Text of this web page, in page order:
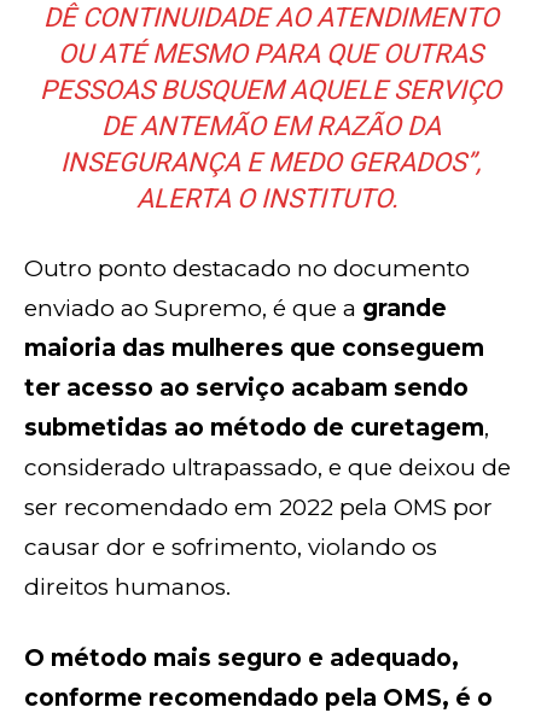
DÊ CONTINUIDADE AO ATENDIMENTO
OU ATÉ MESMO PARA QUE OUTRAS
PESSOAS BUSQUEM AQUELE SERVIÇO
DE ANTEMÃO EM RAZÃO DA
INSEGURANÇA E MEDO GERADOS”,
ALERTA O INSTITUTO.
Outro ponto destacado no documento
enviado ao Supremo, é que a grande
maioria das mulheres que conseguem
ter acesso ao serviço acabam sendo
submetidas ao método de curetagem,
considerado ultrapassado, e que deixou de
ser recomendado em 2022 pela OMS por
causar dor e sofrimento, violando os
direitos humanos.
O método mais seguro e adequado,
conforme recomendado pela OMS, é o